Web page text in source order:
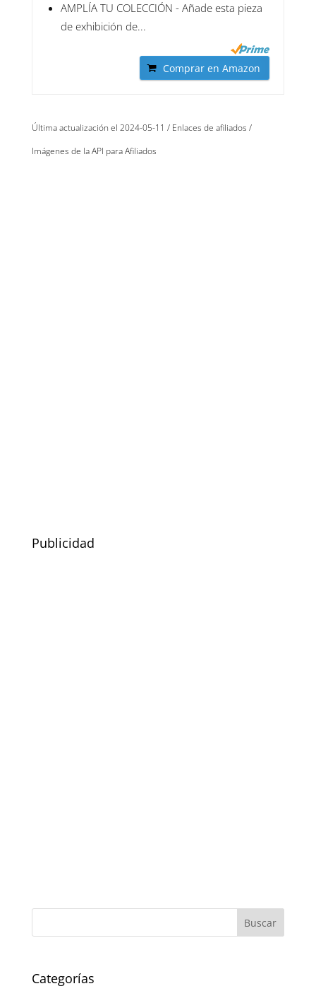
AMPLÍA TU COLECCIÓN - Añade esta pieza
de exhibición de...
Comprar en Amazon
Última actualización el 2024-05-11 / Enlaces de afiliados /
Imágenes de la API para Afiliados
Publicidad
Categorías